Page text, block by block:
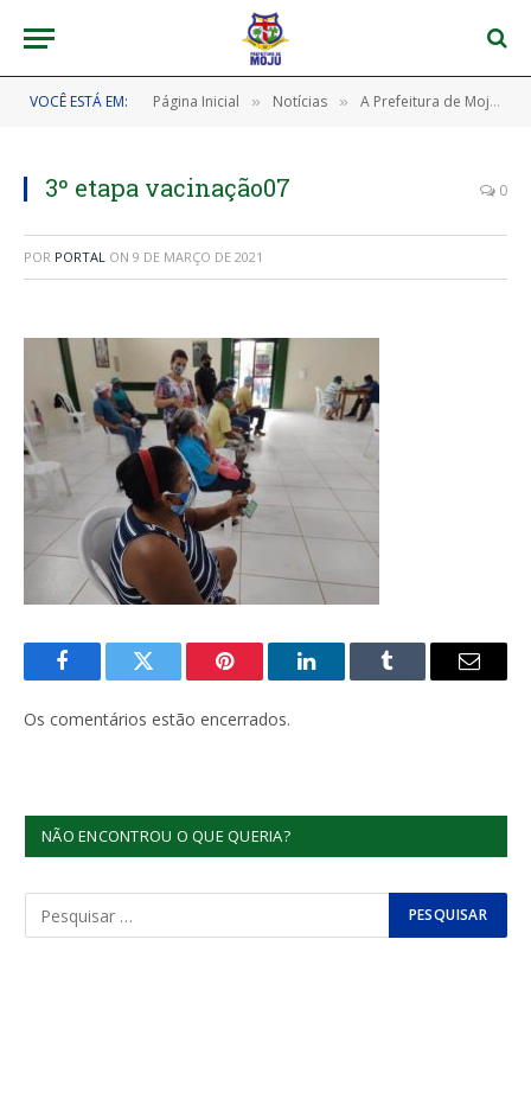
VOCÊ ESTÁ EM: Página Inicial » Notícias » A Prefeitura de Moju continua, nesta terça-feira, 09/03, a vacinação de idosos com 70 anos ou mais.
3º etapa vacinação07 0
POR PORTAL ON 9 DE MARÇO DE 2021
FacebookTwitter Pinterest LinkedInTumblr
E-
Os comentários estão encerrados.
NÃO ENCONTROU O QUE QUERIA?